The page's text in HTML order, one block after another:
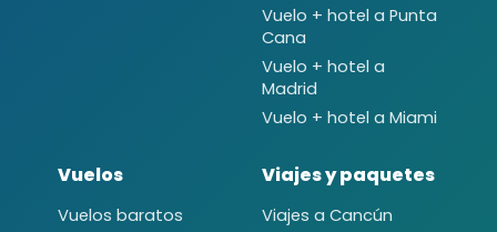
Vuelo + hotel a Punta
Cana
Vuelo + hotel a
Madrid
Vuelo + hotel a Miami
Vuelos
Vuelos baratos
Viajes y paquetes
Viajes a Cancún